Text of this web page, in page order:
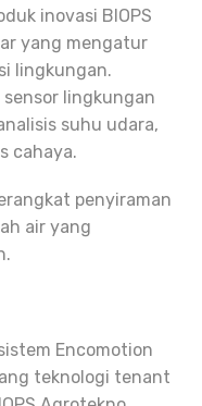
inovasi BIOPS
yang mengatur
lingkungan.
lingkungan
suhu udara,
cahaya.
penyiraman
air yang